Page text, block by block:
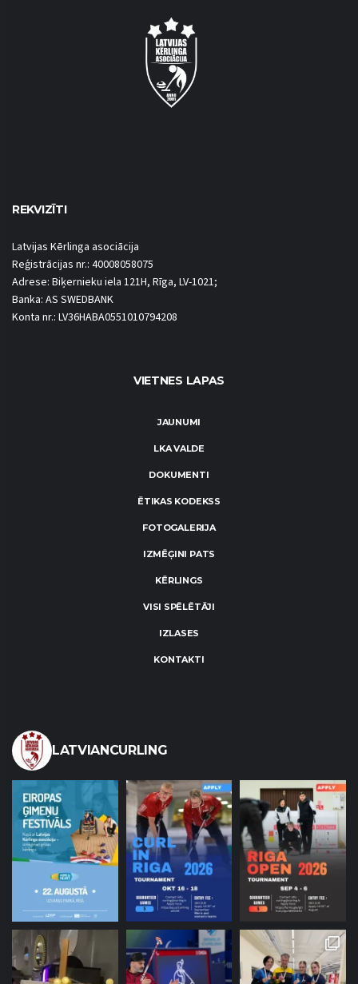
REKVIZĪTI
Latvijas Kērlinga asociācija
Reģistrācijas nr.: 40008058075
Adrese: Biķernieku iela 121H, Rīga, LV-1021;
Banka: AS SWEDBANK
Konta nr.: LV36HABA0551010794208
VIETNES LAPAS
JAUNUMI
LKA VALDE
DOKUMENTI
ĒTIKAS KODEKSS
FOTOGALERIJA
IZMĒĢINI PATS
KĒRLINGS
VISI SPĒLĒTĀJI
IZLASES
KONTAKTI
LATVIANCURLING